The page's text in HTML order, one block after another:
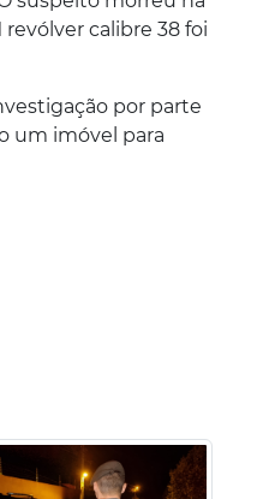
calibre 38 foi
por parte
um imóvel para